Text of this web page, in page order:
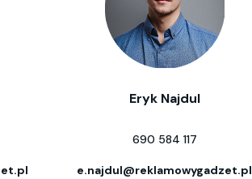
Eryk Najdul
690 584 117
e.najdul@reklamowygadzet.pl